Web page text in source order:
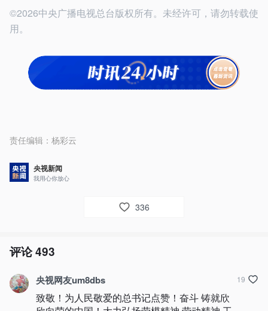
©2026中央广播电视总台版权所有。未经许可，请勿转载使
用。
责任编辑： 杨彩云
央视新闻
我用心你放心
336
评论493
央视网友um8dbs
致敬！为人民敬爱的总书记点赞！奋斗 铸就欣
19